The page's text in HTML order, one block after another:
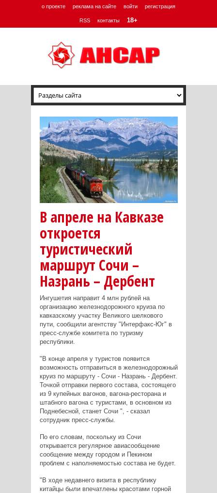
о проекте реклама на сайте войти регистрация
RSS контакты 18+
В апреле на Кавказе
откроется
туристический
маршрут Сочи –
Назрань – Дербент
Ингушетия направит 4 млн рублей на
организацию железнодорожного круиза по
кавказскому участку Великого шелкового
пути, сообщили агентству "Интерфакс-Юг" в
пресс-службе комитета по туризму
республики.
"В конце апреля у туристов появится
возможность отправиться в железнодорожный
круиз по маршруту - Сочи - Назрань - Дербент.
Точкой отправки первого состава, состоящего
из 9 купейных вагонов, вагона-ресторана и
штабного вагона с туристами, в основном из
Поднебесной, станет Сочи ", - сказал
сотрудник пресс-службы.
По его словам, поскольку из Сочи
открывается регулярное авиасообщение
сообщение между городом и Пекином
проблем с наполняемостью состава не будет.
"В ходе недавнего визита в республику
китайцы были впечатлены красотами горной